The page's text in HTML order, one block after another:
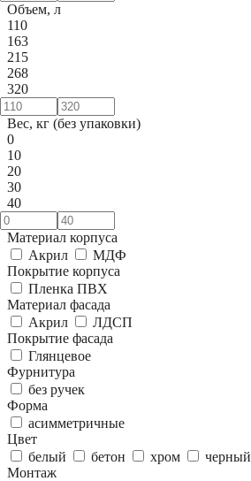
Объем, л
110
163
215
268
320
Вес, кг (без упаковки)
0
10
20
30
40
Материал корпуса
Акрил
МДФ
Покрытие корпуса
Пленка ПВХ
Материал фасада
Акрил
ЛДСП
Покрытие фасада
Глянцевое
Фурнитура
без ручек
Форма
асимметричные
Цвет
белый
бетон хром
черный
Монтаж